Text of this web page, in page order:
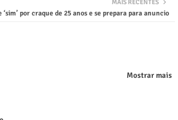
MAIS RECENTES
‘sim’ por craque de 25 anos e se prepara para anuncio
Mostrar mais